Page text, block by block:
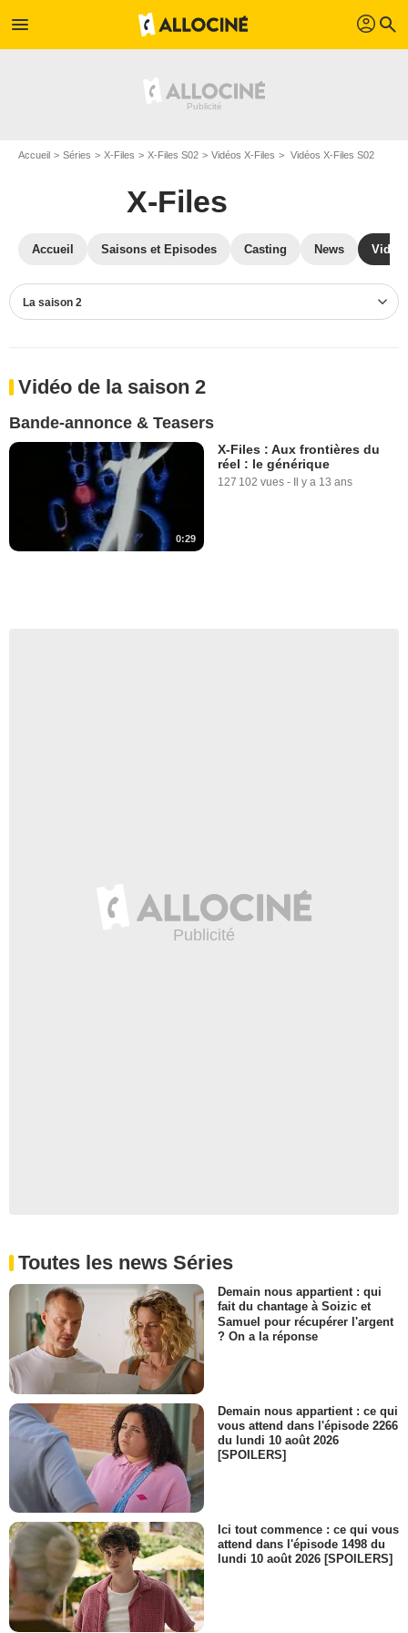
menu profil search
Accueil Séries X-Files X-Files S02 Vidéos X-Files Vidéos X-Files S02
X-Files
Accueil Saisons et Episodes Casting News
La saison 2
Vidéo de la saison 2
Bande-annonce & Teasers
0:29
X-Files : Aux frontières du
réel : le générique
127 102 vues - Il y a 13 ans
Toutes les news Séries
Demain nous appartient : qui
fait du chantage à Soizic et
Samuel pour récupérer l'argent
? On a la réponse
Demain nous appartient : ce qui
vous attend dans l'épisode 2266
du lundi 10 août 2026
[SPOILERS]
Ici tout commence : ce qui vous
attend dans l'épisode 1498 du
lundi 10 août 2026 [SPOILERS]